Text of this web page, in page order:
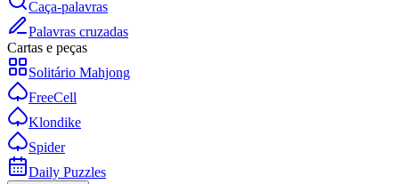
Caça-palavras
Palavras cruzadas
Cartas e peças
Solitário Mahjong
FreeCell
Klondike
Spider
Daily Puzzles